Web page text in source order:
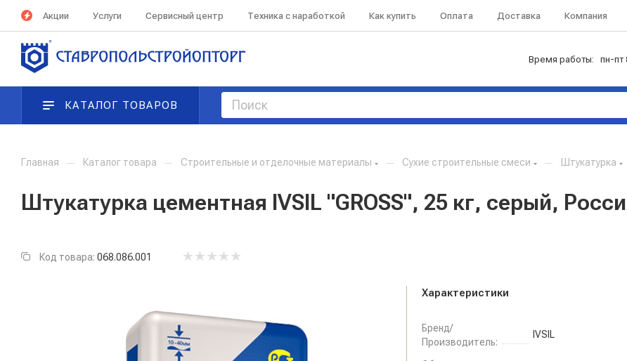
Акции Услуги Сервисный центр Техника с наработкой Как купить Оплата Доставка Компания
Время работы: пн-пт
КАТАЛОГ ТОВАРОВ
Главная — Каталог товара — Строительные и отделочные материалы — Сухие строительные смеси — Штукатурка
Штукатурка цементная IVSIL "GROSS", 25 кг, серый,
Код товара: 068.086.001
Характеристики
Бренд/
Производитель:
IVSIL